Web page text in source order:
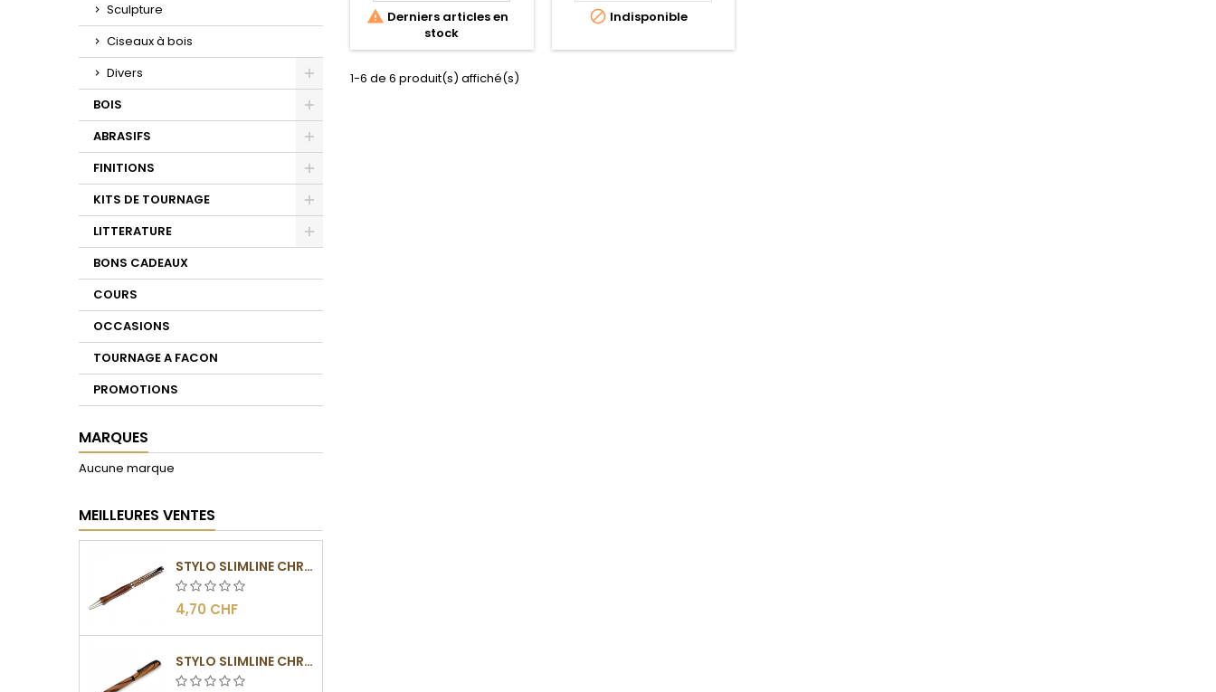
Sculpture
Ciseaux à bois
Divers
BOIS
ABRASIFS
FINITIONS
KITS DE TOURNAGE
LITTERATURE
BONS CADEAUX
COURS
OCCASIONS
TOURNAGE A FACON
PROMOTIONS
MARQUES
Aucune marque
MEILLEURES VENTES
STYLO SLIMLINE CHROMÉ
4,70 CHF
STYLO SLIMLINE CHROMÉ NOIR
 Derniers articles en
stock
 Indisponible
1-6 de 6 produit(s) affiché(s)